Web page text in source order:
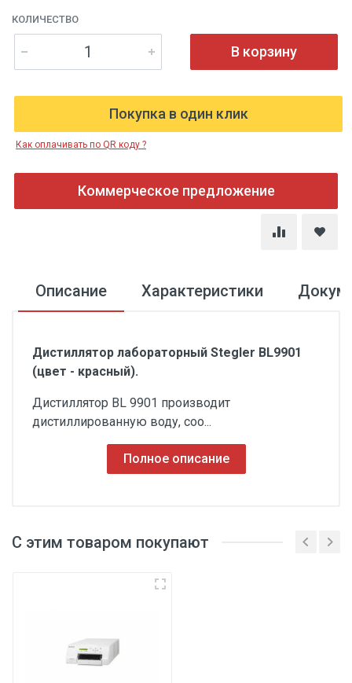
КОЛИЧЕСТВО
В корзину
Покупка в один клик
Как оплачивать по QR коду ?
Коммерческое предложение
Описание Характеристики
Дистиллятор лабораторный Stegler BL9901
(цвет - красный).
Дистиллятор BL 9901 производит
дистиллированную воду, соо...
Полное описание
С этим товаром покупают